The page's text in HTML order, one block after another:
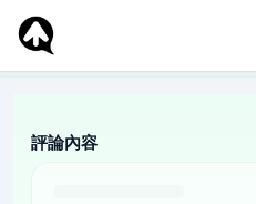
評論內容